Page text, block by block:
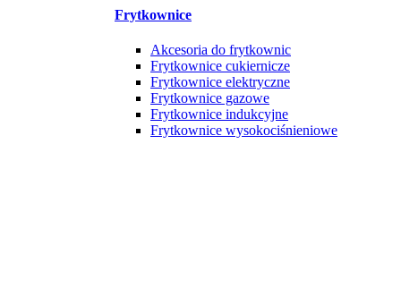
Frytkownice
Akcesoria do frytkownic
Frytkownice cukiernicze
Frytkownice elektryczne
Frytkownice gazowe
Frytkownice indukcyjne
Frytkownice wysokociśnieniowe